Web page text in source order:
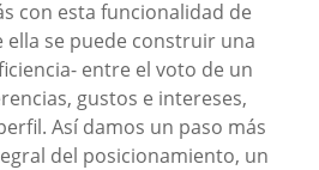
con esta funcionalidad de
ella se puede construir una
entre el voto de un
gustos e intereses,
Así damos un paso más
del posicionamiento, un